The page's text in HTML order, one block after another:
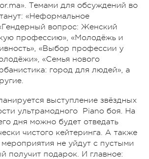
Темами для обсуждений во
«Неформальное
вопрос: Женский
профессию», «Молодёжь и
«Выбор профессии у
«Семья нового
город для людей», а
выступление звёздных
ультрамодного Piano боя. На
дня можно будет отведать
чистого кейтеринга. А также
мероприятия не уйдут с пустыми
получит подарок. И главное: